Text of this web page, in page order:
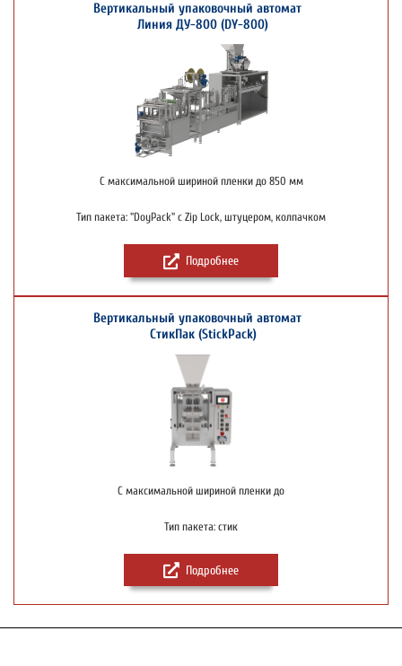
Вертикальный упаковочный автомат
Линия ДУ-800 (DY-800)
С максимальной шириной пленки до 850 мм
Тип пакета: "DoyPack" c Zip Lock, штуцером, колпачком
Подробнее
Вертикальный упаковочный автомат
СтикПак (StickPack)
С максимальной шириной пленки до
Тип пакета: стик
Подробнее